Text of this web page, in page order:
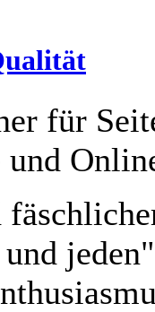
für
und